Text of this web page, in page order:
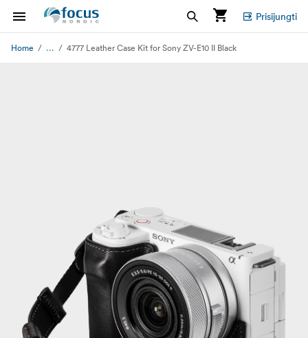
Prisijungti
Home ... 4777 Leather Case Kit for Sony ZV-E10 II Black